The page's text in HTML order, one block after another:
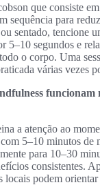
que consiste
sequência para
sentado, tencione
5–10 segundos e
o corpo. Uma
várias vezes
funcionam
a atenção ao
5–10 minutos de
para 10–30
consistentes.
locais podem